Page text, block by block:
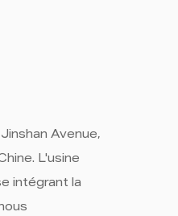
Avenue,
L'usine
intégrant la